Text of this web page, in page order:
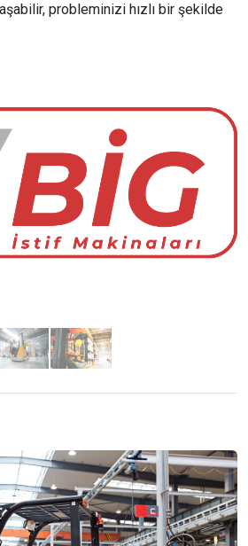
probleminizi hızlı bir şekilde